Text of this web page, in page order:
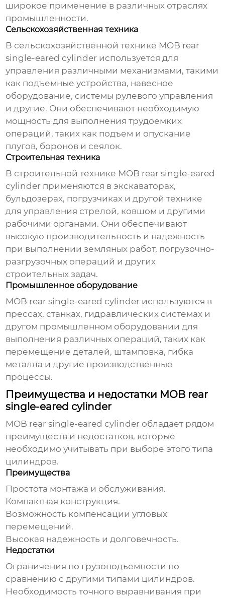
широкое применение в различных отраслях
промышленности.
Сельскохозяйственная техника
В сельскохозяйственной технике MOB rear
single-eared cylinder используется для
управления различными механизмами, такими
как подъемные устройства, навесное
оборудование, системы рулевого управления
и другие. Они обеспечивают необходимую
мощность для выполнения трудоемких
операций, таких как подъем и опускание
плугов, боронов и сеялок.
Строительная техника
В строительной технике MOB rear single-eared
cylinder применяются в экскаваторах,
бульдозерах, погрузчиках и другой технике
для управления стрелой, ковшом и другими
рабочими органами. Они обеспечивают
высокую производительность и надежность
при выполнении земляных работ, погрузочно-
разгрузочных операций и других
строительных задач.
Промышленное оборудование
MOB rear single-eared cylinder используются в
прессах, станках, гидравлических системах и
другом промышленном оборудовании для
выполнения различных операций, таких как
перемещение деталей, штамповка, гибка
металла и другие производственные
процессы.
Преимущества и недостатки MOB rear
single-eared cylinder
MOB rear single-eared cylinder обладает рядом
преимуществ и недостатков, которые
необходимо учитывать при выборе этого типа
цилиндров.
Преимущества
Простота монтажа и обслуживания.
Компактная конструкция.
Возможность компенсации угловых
перемещений.
Высокая надежность и долговечность.
Недостатки
Ограничения по грузоподъемности по
сравнению с другими типами цилиндров.
Необходимость точного выравнивания при